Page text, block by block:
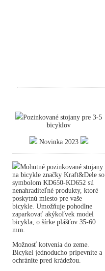
Pozinkované stojany pre 3-5
bicyklov
Novinka 2023
Mohutné pozinkované stojany
na bicykle značky Kraft&Dele so
symbolom KD650-KD652 sú
nenahraditeľné produkty, ktoré
poskytnú miesto pre vaše
bicykle. Umožňuje pohodlne
zaparkovať akýkoľvek model
bicykla, o šírke plášťov 35-60
mm.
Možnosť kotvenia do zeme.
Bicykel jednoducho pripevníte a
ochránite pred krádežou.